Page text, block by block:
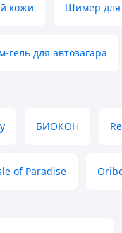
кожи Шимер для
гель для автозагара
БИОКОН
of Paradise